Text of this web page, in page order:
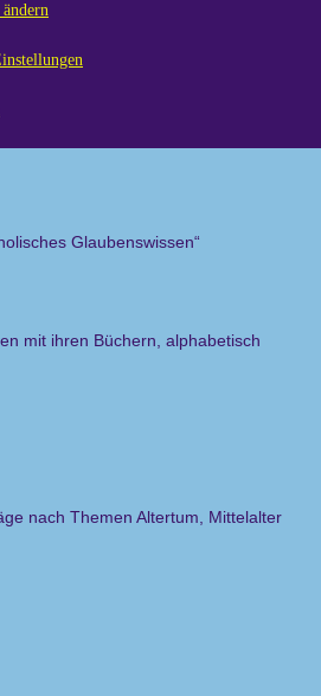
Glaubenswissen“
mit ihren Büchern, alphabetisch
nach Themen Altertum, Mittelalter